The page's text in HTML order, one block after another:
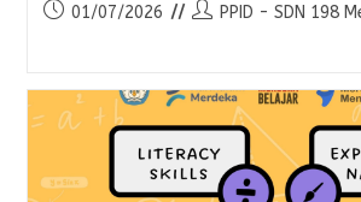
01/07/2026 PPID - SDN 198